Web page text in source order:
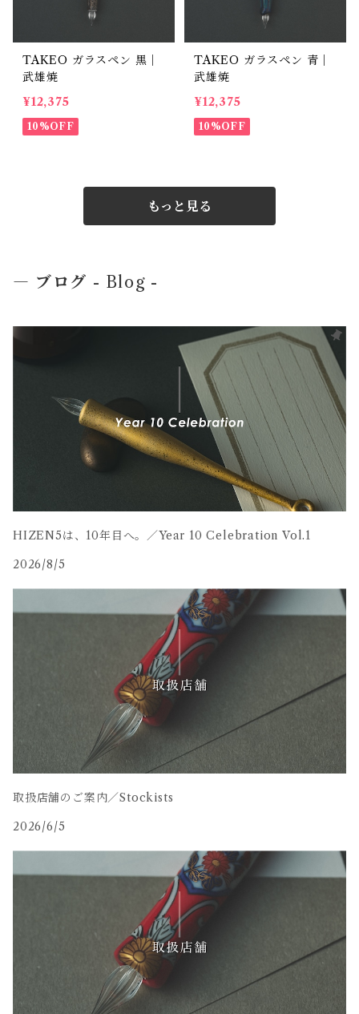
TAKEO ガラスペン 黒｜
武雄焼
¥12,375
10%OFF
TAKEO ガラスペン 青｜
武雄焼
¥12,375
10%OFF
もっと見る
― ブログ - Blog -
HIZEN5は、10年目へ。／Year 10 Celebration Vol.1
2026/8/5
取扱店舗のご案内／Stockists
2026/6/5